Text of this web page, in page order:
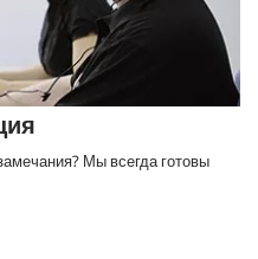
Мы всегда готовы